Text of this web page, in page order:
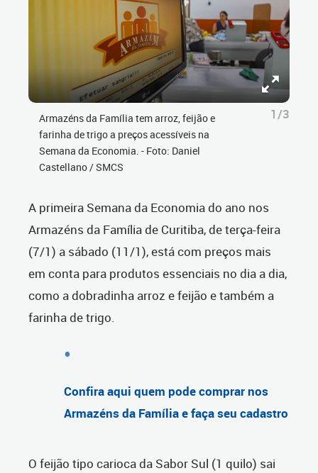
Armazéns da Família tem arroz, feijão e
farinha de trigo a preços acessíveis na
Semana da Economia. - Foto: Daniel
Castellano / SMCS
1/3
A primeira Semana da Economia do ano nos
Armazéns da Família de Curitiba, de terça-feira
(7/1) a sábado (11/1), está com preços mais
em conta para produtos essenciais no dia a dia,
como a dobradinha arroz e feijão e também a
farinha de trigo.
Confira aqui quem pode comprar nos
Armazéns da Família e faça seu cadastro
O feijão tipo carioca da Sabor Sul (1 quilo) sai